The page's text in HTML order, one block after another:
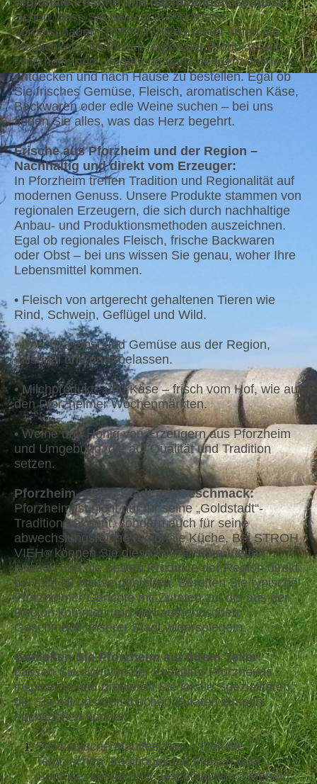
Schön, dass Sie bei uns in Pforzheim
vorbeischauen! STROH VIEH®bietet Ihnen die
Möglichkeit, die Vielfalt regionaler Produkte aus
Pforzheim und Umgebung ganz bequem online zu
entdecken und nach Hause zu bestellen. Egal ob
Sie frisches Gemüse, Fleisch, aromatischen Käse,
Backwaren oder edle Weine suchen – bei uns
finden Sie alles, was das Herz begehrt.
Frische aus Pforzheim und der Region –
Nachhaltig und direkt vom Erzeuger:
In Pforzheim treffen Tradition und Regionalität auf
modernen Genuss. Unsere Produkte stammen von
regionalen Erzeugern, die sich durch nachhaltige
Anbau- und Produktionsmethoden auszeichnen.
Egal ob regionales Fleisch, frische Backwaren
oder Obst – bei uns wissen Sie genau, woher Ihre
Lebensmittel kommen.
• Fleisch von artgerecht gehaltenen Tieren wie
Rind, Schwein, Geflügel und Wild.
• Frisches Obst und Gemüse aus der Region,
saisonal und naturbelassen.
• Milchprodukte und Käse – frisch vom Hof, wie auf
den Pforzheimer Wochenmärkten.
• Weine und Honig von Erzeugern aus Pforzheim
und Umgebung, die auf Qualität und Tradition
setzen.
Pforzheim – Eine Stadt mit Geschmack:
Pforzheim ist nicht nur für seine „Goldstadt“-
Tradition bekannt, sondern auch für seine
abwechslungsreiche regionale Küche. Bei STROH
VIEH®können Sie diese kulinarische Vielfalt
erleben und die besten Produkte der Region direkt
bei sich zu Hause genießen. Bereiten Sie typische
Pforzheimer Gerichte mit Zutaten zu, die aus der
Region kommen und den authentischen
Geschmack unserer Stadt widerspiegeln.
Genießen Sie Pforzheim auf Ihrem Teller:
Lassen Sie sich von der Esskultur Pforzheims
inspirieren und probieren Sie lokale Spezialitäten,
die Sie mit unseren frischen Zutaten einfach
nachkochen können:
Schwäbische Maultaschen – Gefüllte
Teigtaschen, traditionell mit Fleisch oder
Gemüse, serviert mit geschmälzten Zwiebeln.